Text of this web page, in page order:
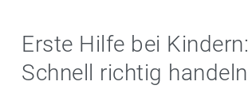
Erste Hilfe bei Kindern:
Schnell richtig handeln